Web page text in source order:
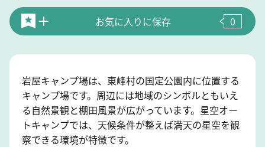
お気に入りに保存 0
岩屋キャンプ場は、東峰村の国定公園内に位置する
キャンプ場です。周辺には地域のシンボルともいえ
る自然景観と棚田風景が広がっています。星空オー
トキャンプでは、天候条件が整えば満天の星空を観
察できる環境が特徴です。